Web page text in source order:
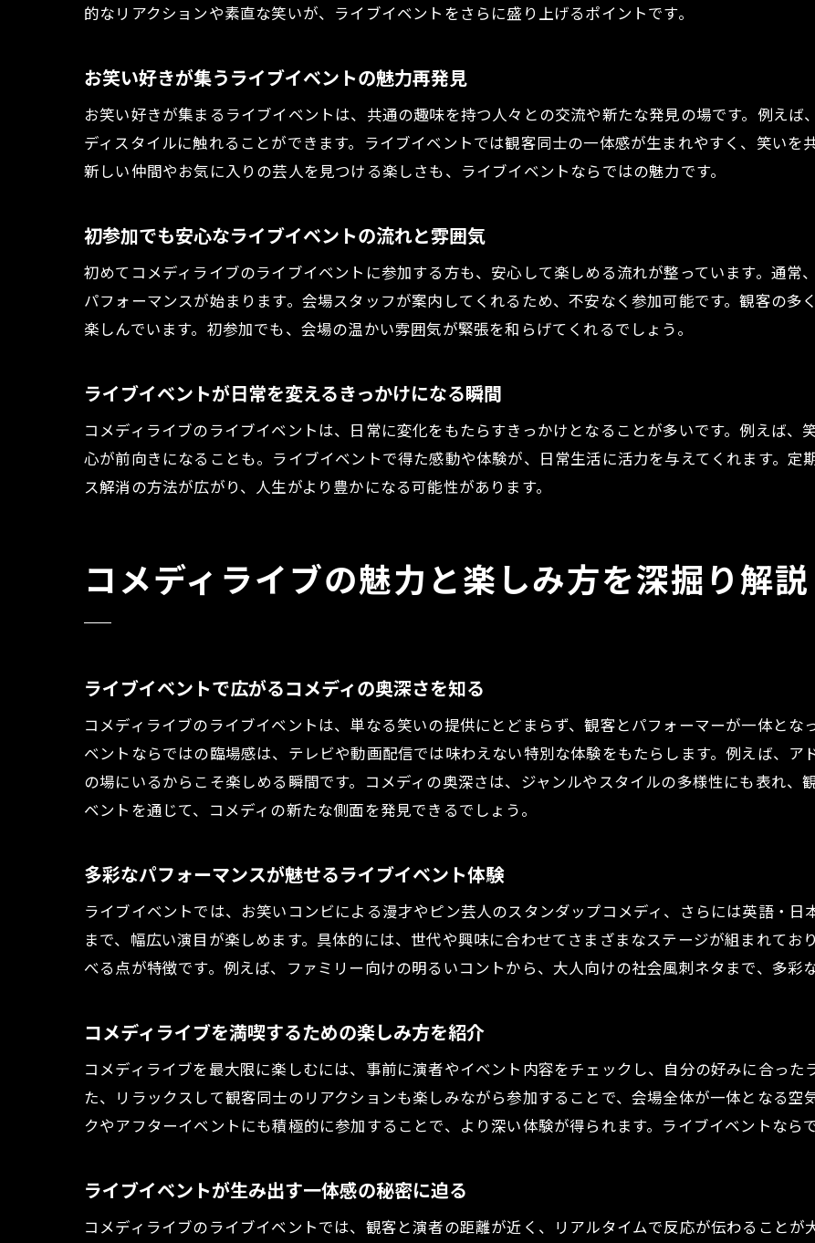
スタンダップコメディの基本とライブイベント体験
スタンダップコメディとライブイベントの違い
ライブイベントで学ぶスタンダップ文化の面白さ
注目のライブイベントでスタンダップを体験
コメディクラブで味わうライブイベントの醍醐味
コメディクラブで楽しむライブイベントの特別感
ライブイベント初心者が知るべきクラブの特徴
ライブイベントで体験する一体感と笑いの連鎖
コメディクラブならではのライブイベントの流れ
英語も楽しめる多彩なコメディライブ体験
ライブイベントで味わう英語コメディの楽しみ方
英語と日本語両方で楽しめるライブイベント紹介
ライブイベントが広げる新しいコメディ体験
英語学習にも役立つライブイベントのポイント
ライブイベントで知る言語と笑いの面白さ
チケット入手とライブイベント参加のコツ紹介
ライブイベントで重視すべきポイントまとめ
初めてでも安心なライブイベント選びの秘訣
ライブイベントの事前準備で快適な体験を
自分に合ったライブイベントの見つけ方
ライブイベント界で注目の最新コメディトレンド
話題のライブイベントや人気ショーを紹介
ライブイベントで体感できる新しい楽しみ方
コメディライブの最新トピックを徹底解説
ライブイベント選びに役立つ最新情報まとめ
的なリアクションや素直な笑いが、ライブイベントをさらに盛り上げるポイントです。
お笑い好きが集うライブイベントの魅力再発見
お笑い好きが集まるライブイベントは、共通の趣味を持つ人々との交流や新たな発見の場です。例え
ディスタイルに触れることができます。ライブイベントでは観客同士の一体感が生まれやすく、笑いを
新しい仲間やお気に入りの芸人を見つける楽しさも、ライブイベントならではの魅力です。
初参加でも安心なライブイベントの流れと雰囲気
初めてコメディライブのライブイベントに参加する方も、安心して楽しめる流れが整っています。通常
パフォーマンスが始まります。会場スタッフが案内してくれるため、不安なく参加可能です。観客の多
楽しんでいます。初参加でも、会場の温かい雰囲気が緊張を和らげてくれるでしょう。
ライブイベントが日常を変えるきっかけになる瞬間
コメディライブのライブイベントは、日常に変化をもたらすきっかけとなることが多いです。例えば、
心が前向きになることも。ライブイベントで得た感動や体験が、日常生活に活力を与えてくれます。定
ス解消の方法が広がり、人生がより豊かになる可能性があります。
コメディライブの魅力と楽しみ方を深掘り解説
ライブイベントで広がるコメディの奥深さを知る
コメディライブのライブイベントは、単なる笑いの提供にとどまらず、観客とパフォーマーが一体とな
ベントならではの臨場感は、テレビや動画配信では味わえない特別な体験をもたらします。例えば、
の場にいるからこそ楽しめる瞬間です。コメディの奥深さは、ジャンルやスタイルの多様性にも表れ、
ベントを通じて、コメディの新たな側面を発見できるでしょう。
多彩なパフォーマンスが魅せるライブイベント体験
ライブイベントでは、お笑いコンビによる漫才やピン芸人のスタンダップコメディ、さらには英語・
まで、幅広い演目が楽しめます。具体的には、世代や興味に合わせてさまざまなステージが組まれて
べる点が特徴です。例えば、ファミリー向けの明るいコントから、大人向けの社会風刺ネタまで、多彩
コメディライブを満喫するための楽しみ方を紹介
コメディライブを最大限に楽しむには、事前に演者やイベント内容をチェックし、自分の好みに合った
た、リラックスして観客同士のリアクションも楽しみながら参加することで、会場全体が一体となる空
クやアフターイベントにも積極的に参加することで、より深い体験が得られます。ライブイベントなら
ライブイベントが生み出す一体感の秘密に迫る
コメディライブのライブイベントでは、観客と演者の距離が近く、リアルタイムで反応が伝わること